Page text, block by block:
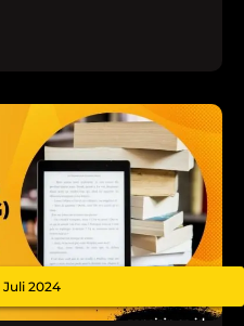
Juli 2024